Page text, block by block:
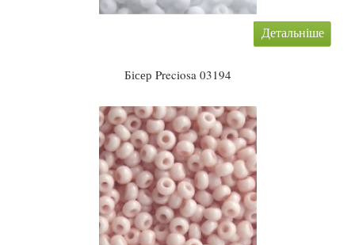
Детальніше
Бісер Preciosa 03194